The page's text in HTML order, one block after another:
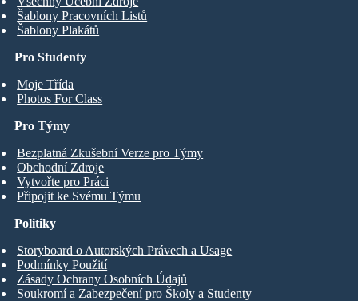
Pro Studenty
Moje Třída
Photos For Class
Šablony Pracovních Listů
Šablony Plakátů
Pro Týmy
Bezplatná Zkušební Verze pro Týmy
Obchodní Zdroje
Vytvořte pro Práci
Připojit ke Svému Týmu
Politiky
Storyboard o Autorských Právech a Usage
Podmínky Použití
Zásady Ochrany Osobních Údajů
Soukromí a Zabezpečení pro Školy a Studenty